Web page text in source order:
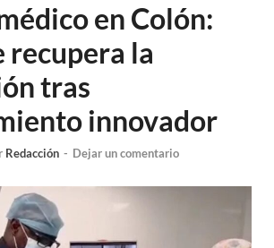
en Colón:
recupera la
tras
innovador
Redacción - Dejar un comentario